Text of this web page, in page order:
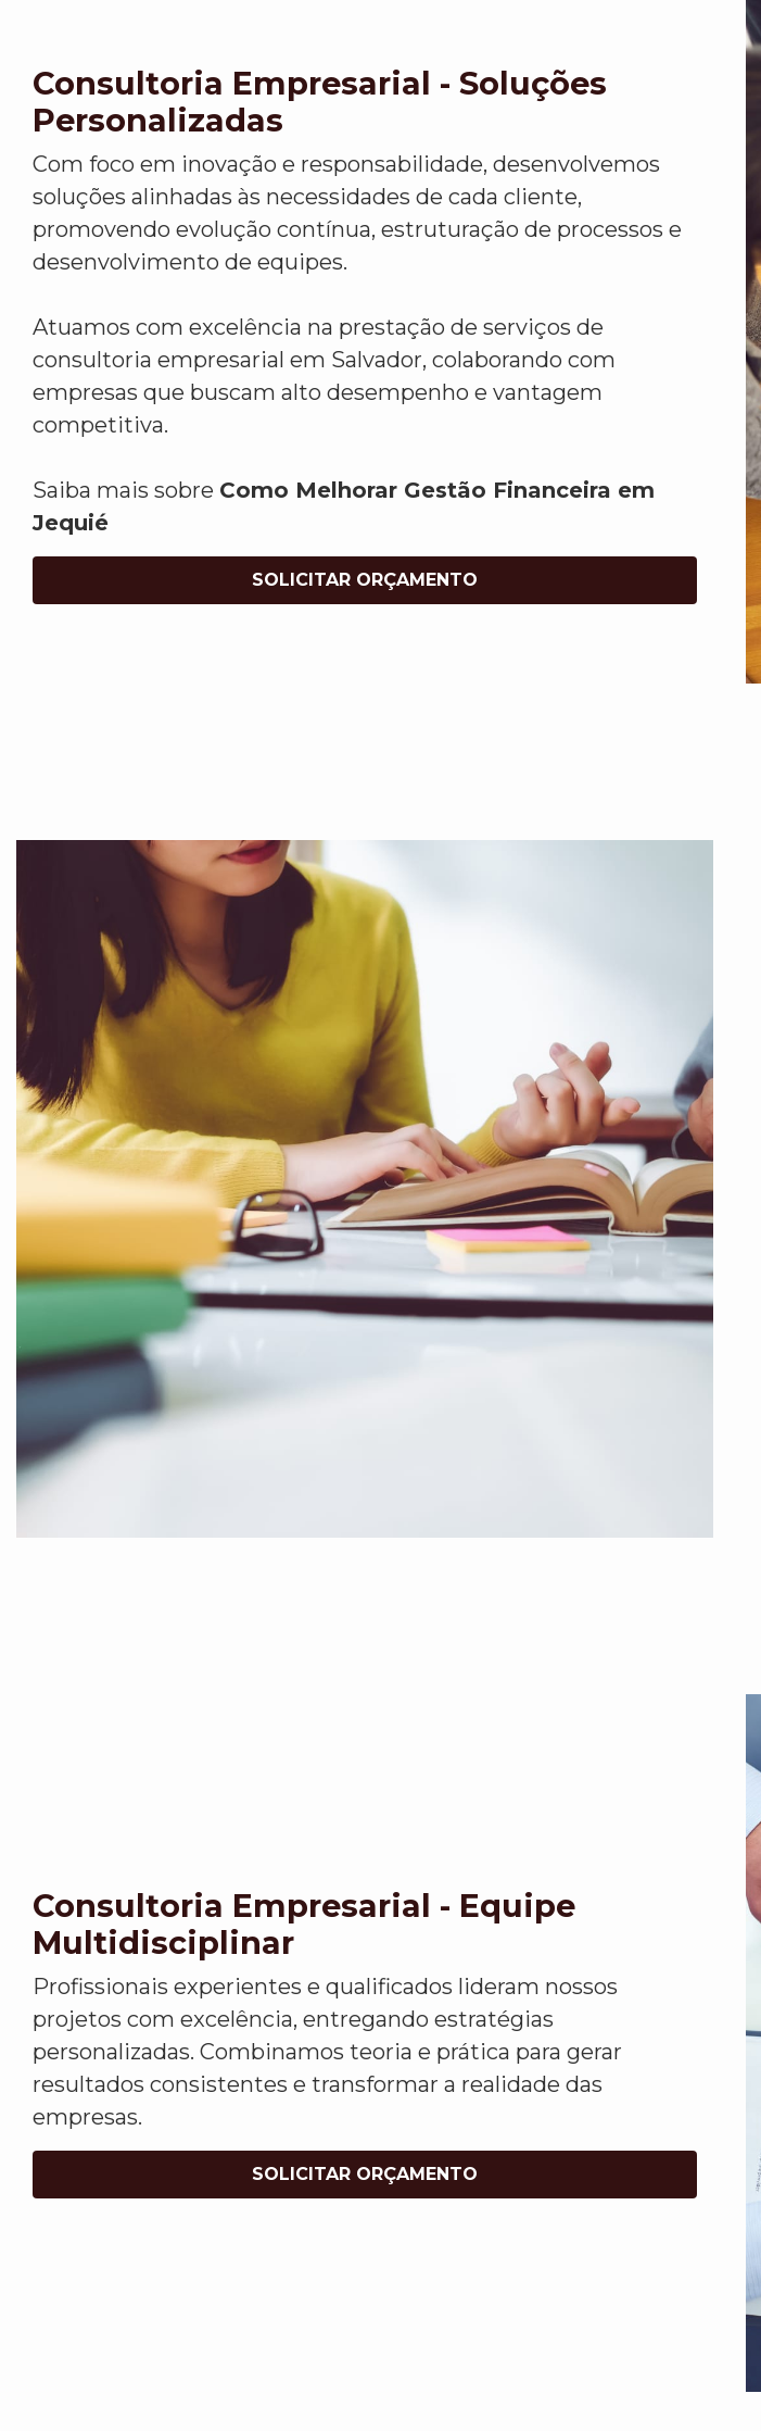
Consultoria Empresarial - Soluções
Personalizadas
Com foco em inovação e responsabilidade, desenvolvemos
soluções alinhadas às necessidades de cada cliente,
promovendo evolução contínua, estruturação de processos e
desenvolvimento de equipes.
Atuamos com excelência na prestação de serviços de
consultoria empresarial em Salvador, colaborando com
empresas que buscam alto desempenho e vantagem
competitiva.
Saiba mais sobre Como Melhorar Gestão Financeira em
Jequié
SOLICITAR ORÇAMENTO
Consultoria Empresarial - Equipe
Multidisciplinar
Profissionais experientes e qualificados lideram nossos
projetos com excelência, entregando estratégias
personalizadas. Combinamos teoria e prática para gerar
resultados consistentes e transformar a realidade das
empresas.
SOLICITAR ORÇAMENTO